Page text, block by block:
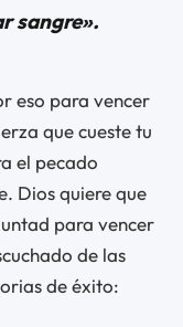
sangre».
eso para vencer
que cueste tu
el pecado
Dios quiere que
para vencer
de las
de éxito: